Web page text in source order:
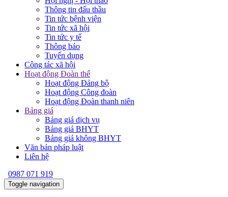
Thông tin đấu thầu
Tin tức bệnh viện
Tin tức xã hội
Tin tức y tế
Thông báo
Tuyển dụng
Công tác xã hội
Hoạt động Đoàn thể
Hoạt động Đảng bộ
Hoạt động Công đoàn
Hoạt động Đoàn thanh niên
Bảng giá
Bảng giá dịch vụ
Bảng giá BHYT
Bảng giá không BHYT
Văn bản pháp luật
Liên hệ
0987 071 919
Toggle navigation